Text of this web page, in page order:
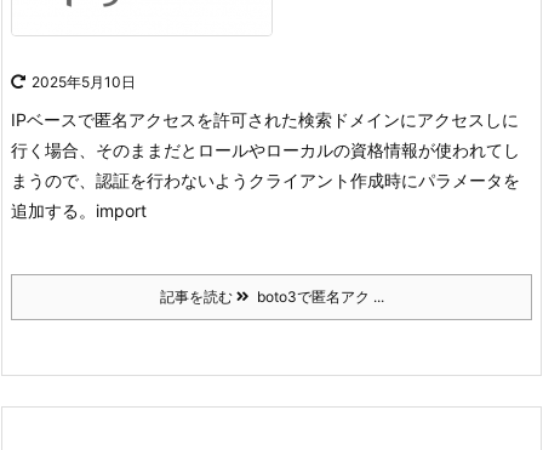
2025年5月10日
IPベースで匿名アクセスを許可された検索ドメインにアクセスしに
行く場合、そのままだとロールやローカルの資格情報が使われてし
まうので、認証を行わないようクライアント作成時にパラメータを
追加する。 import
記事を読む boto3で匿名アク ...